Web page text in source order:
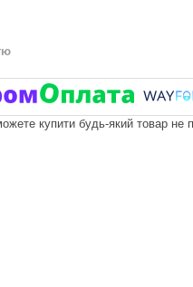
купити будь-який товар не